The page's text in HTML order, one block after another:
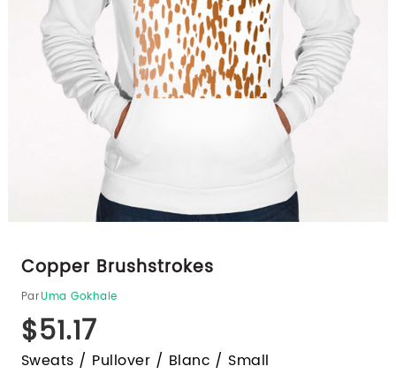
Copper Brushstrokes
ParUma Gokhale
$51.17
Sweats / Pullover / Blanc / Small